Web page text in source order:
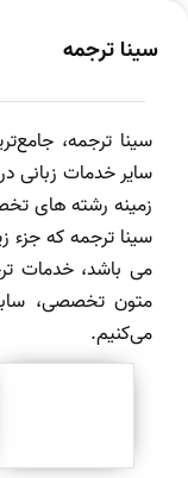
سینا ترجمه
سینا ترجمه،
سایر خدمات زبانی
زمینه رشته های
سینا ترجمه که جزء
می باشد، خدمات
متون تخصصی،
می‌کنیم.